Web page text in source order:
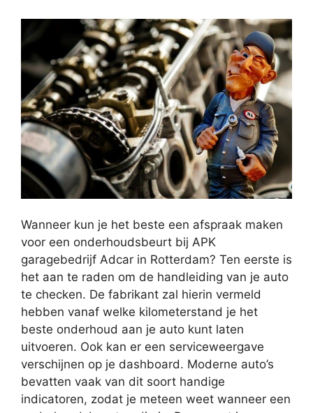
Wanneer kun je het beste een afspraak maken
voor een onderhoudsbeurt bij APK
garagebedrijf Adcar in Rotterdam? Ten eerste is
het aan te raden om de handleiding van je auto
te checken. De fabrikant zal hierin vermeld
hebben vanaf welke kilometerstand je het
beste onderhoud aan je auto kunt laten
uitvoeren. Ook kan er een serviceweergave
verschijnen op je dashboard. Moderne auto’s
bevatten vaak van dit soort handige
indicatoren, zodat je meteen weet wanneer een